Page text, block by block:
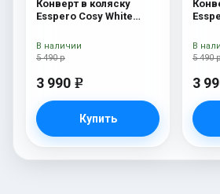
Конверт в коляску
Esspero Cosy White
5 490 р
3 990 e
Купить
В наличии
5 490
3
В